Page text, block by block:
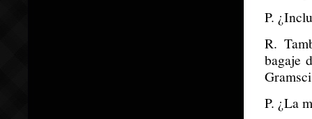
P.
R.
bagaje
P. ¿La